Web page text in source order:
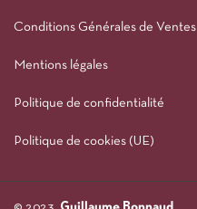
Conditions Générales de Ventes
Mentions légales
Politique de confidentialité
Politique de cookies (UE)